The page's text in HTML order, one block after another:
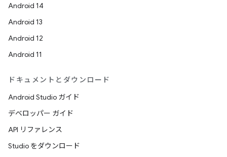
Android 14
Android 13
Android 12
Android 11
ドキュメントとダウンロード
Android Studio ガイド
デベロッパー ガイド
API リファレンス
Studio をダウンロード